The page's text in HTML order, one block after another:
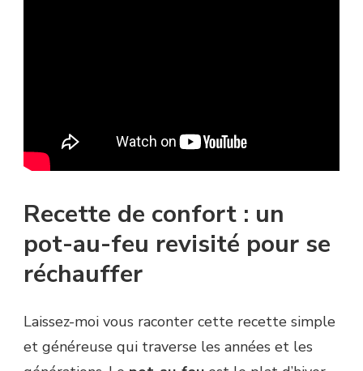
Recette de confort : un
pot-au-feu revisité pour se
réchauffer
Laissez-moi vous raconter cette recette simple
et généreuse qui traverse les années et les